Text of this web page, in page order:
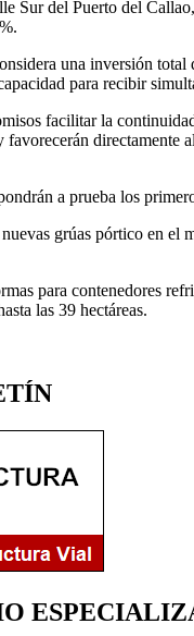
Sur del Puerto del
una inversión
para recibir
facilitar la
a prueba los
grúas pórtico en
para contenedores
las 39 hectáreas.